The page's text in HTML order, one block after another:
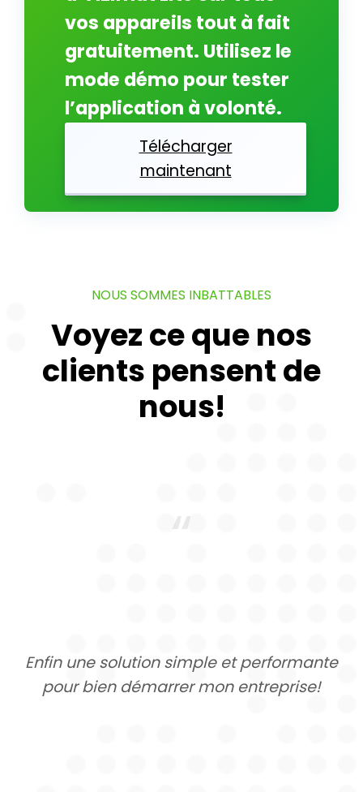
vos appareils tout à fait
gratuitement. Utilisez le
mode démo pour tester
l’application à volonté.
Télécharger
maintenant
NOUS SOMMES INBATTABLES
Voyez ce que nos
clients pensent de
nous!
“
Enfin une solution simple et performante
pour bien démarrer mon entreprise!